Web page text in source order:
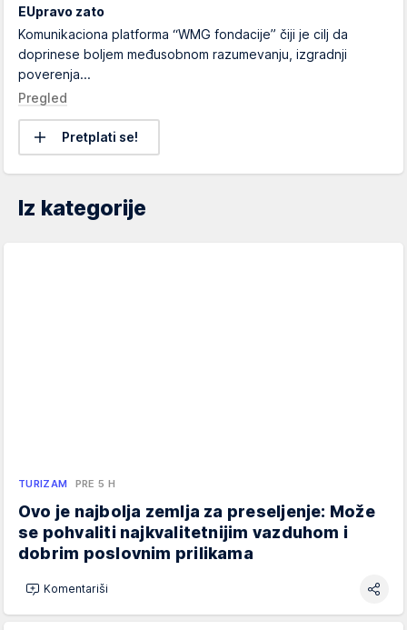
EUpravo zato
Komunikaciona platforma “WMG fondacije” čiji je cilj da
doprinese boljem međusobnom razumevanju, izgradnji
poverenja...
Pregled
Pretplati se!
Iz kategorije
TURIZAM PRE 5 H
Ovo je najbolja zemlja za preseljenje: Može
se pohvaliti najkvalitetnijim vazduhom i
dobrim poslovnim prilikama
Komentariši